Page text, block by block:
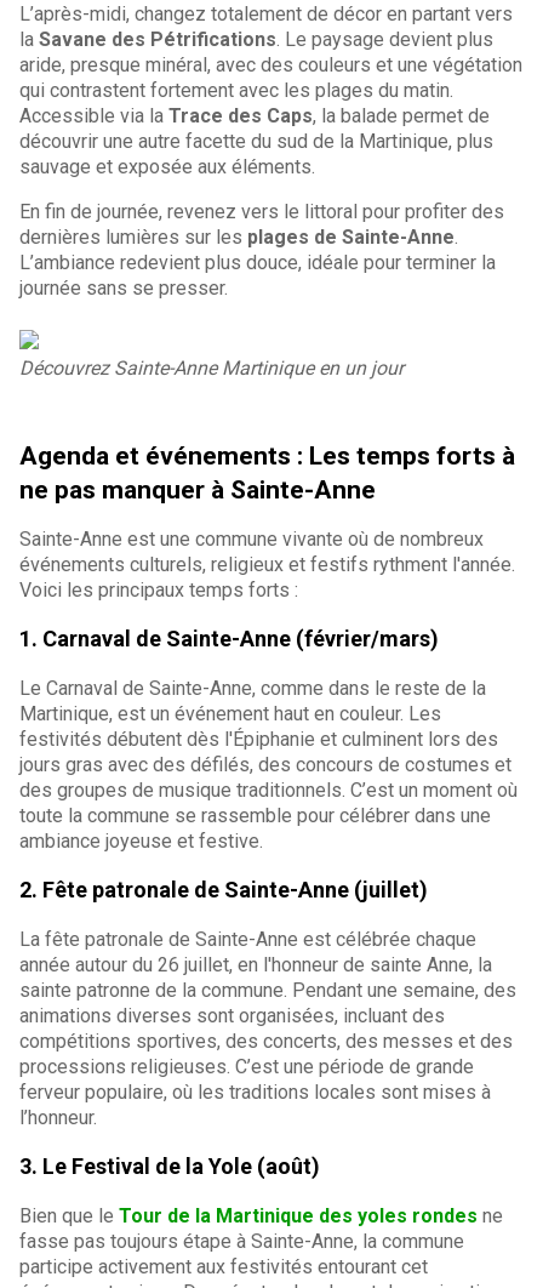
L’après-midi, changez totalement de décor en partant vers
la Savane des Pétrifications. Le paysage devient plus
aride, presque minéral, avec des couleurs et une végétation
qui contrastent fortement avec les plages du matin.
Accessible via la Trace des Caps, la balade permet de
découvrir une autre facette du sud de la Martinique, plus
sauvage et exposée aux éléments.
En fin de journée, revenez vers le littoral pour profiter des
dernières lumières sur les plages de Sainte-Anne.
L’ambiance redevient plus douce, idéale pour terminer la
journée sans se presser.
Découvrez Sainte-Anne Martinique en un jour
Agenda et événements : Les temps forts à
ne pas manquer à Sainte-Anne
Sainte-Anne est une commune vivante où de nombreux
événements culturels, religieux et festifs rythment l'année.
Voici les principaux temps forts :
1. Carnaval de Sainte-Anne (février/mars)
Le Carnaval de Sainte-Anne, comme dans le reste de la
Martinique, est un événement haut en couleur. Les
festivités débutent dès l'Épiphanie et culminent lors des
jours gras avec des défilés, des concours de costumes et
des groupes de musique traditionnels. C’est un moment où
toute la commune se rassemble pour célébrer dans une
ambiance joyeuse et festive.
2. Fête patronale de Sainte-Anne (juillet)
La fête patronale de Sainte-Anne est célébrée chaque
année autour du 26 juillet, en l'honneur de sainte Anne, la
sainte patronne de la commune. Pendant une semaine, des
animations diverses sont organisées, incluant des
compétitions sportives, des concerts, des messes et des
processions religieuses. C’est une période de grande
ferveur populaire, où les traditions locales sont mises à
l’honneur.
3. Le Festival de la Yole (août)
Bien que le Tour de la Martinique des yoles rondes ne
fasse pas toujours étape à Sainte-Anne, la commune
participe activement aux festivités entourant cet